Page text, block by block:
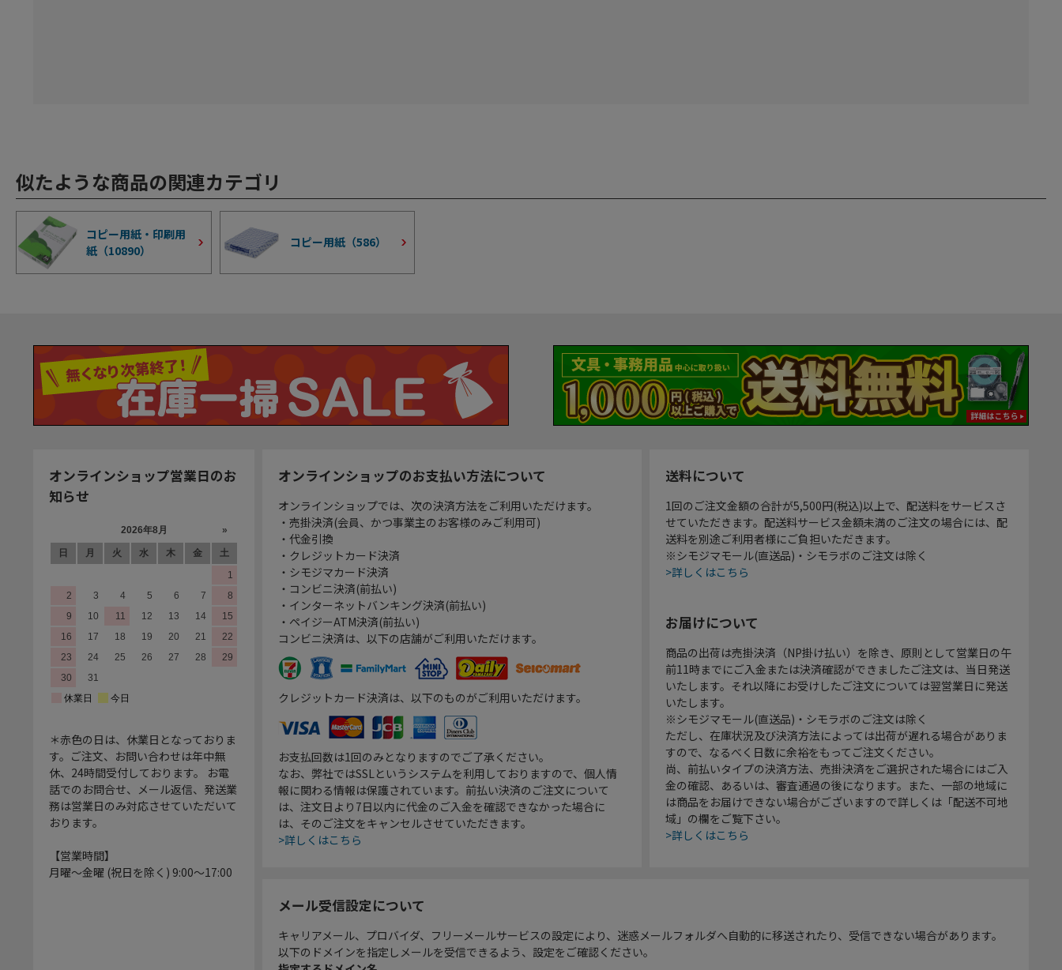
似たような商品の関連カテゴリ
コピー用紙・印刷用
紙（10890）
コピー用紙（586）
オンラインショップ営業日のお
知らせ
＊赤色の日は、休業日となっておりま
す。ご注文、お問い合わせは年中無
休、24時間受付しております。 お電
話でのお問合せ、メール返信、発送業
務は営業日のみ対応させていただいて
おります。
【営業時間】
月曜～金曜 (祝日を除く) 9:00～17:00
オンラインショップのお支払い方法について
オンラインショップでは、次の決済方法をご利用いただけます。
・売掛決済(会員、かつ事業主のお客様のみご利用可)
・代金引換
・クレジットカード決済
・シモジマカード決済
・コンビニ決済(前払い)
・インターネットバンキング決済(前払い)
・ペイジーATM決済(前払い)
コンビニ決済は、以下の店舗がご利用いただけます。
クレジットカード決済は、以下のものがご利用いただけます。
お支払回数は1回のみとなりますのでご了承ください。
なお、弊社ではSSLというシステムを利用しておりますので、個人情
報に関わる情報は保護されています。前払い決済のご注文について
は、注文日より7日以内に代金のご入金を確認できなかった場合に
は、そのご注文をキャンセルさせていただきます。
>詳しくはこちら
送料について
1回のご注文金額の合計が5,500円(税込)以上で、配送料をサービスさ
せていただきます。配送料サービス金額未満のご注文の場合には、配
送料を別途ご利用者様にご負担いただきます。
※シモジマモール(直送品)・シモラボのご注文は除く
>詳しくはこちら
お届けについて
商品の出荷は売掛決済（NP掛け払い）を除き、原則として営業日の午
前11時までにご入金または決済確認ができましたご注文は、当日発送
いたします。それ以降にお受けしたご注文については翌営業日に発送
いたします。
※シモジマモール(直送品)・シモラボのご注文は除く
ただし、在庫状況及び決済方法によっては出荷が遅れる場合がありま
すので、なるべく日数に余裕をもってご注文ください。
尚、前払いタイプの決済方法、売掛決済をご選択された場合にはご入
金の確認、あるいは、審査通過の後になります。また、一部の地域に
は商品をお届けできない場合がございますので詳しくは「配送不可地
域」の欄をご覧下さい。
>詳しくはこちら
メール受信設定について
キャリアメール、プロバイダ、フリーメールサービスの設定により、迷惑メールフォルダへ自動的に移送されたり、受信できない場合があります。
以下のドメインを指定しメールを受信できるよう、設定をご確認ください。